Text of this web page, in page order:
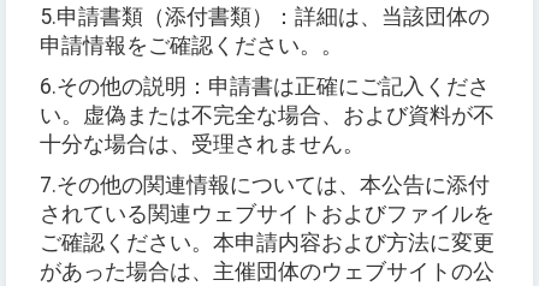
5.申請書類 （添付書類）：詳細は、当該団体の
申請情報をご確認ください。 。
6.その他の説明：申請書は正確にご記入くださ
い。虚偽または不完全な場合、および資料が不
十分な場合は、受理されません。
7.その他の関連情報については、本公告に添付
されている関連ウェブサイトおよびファイルを
ご確認ください。本申請内容および方法に変更
があった場合は、主催団体のウェブサイトの公